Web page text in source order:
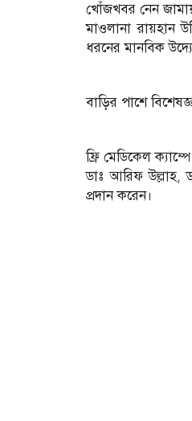
খোঁজখবর নেন
মাওলানা রায়হান
ধরনের মানবিক
বাড়ির পাশে
ফ্রি মেডিকেল
ডাঃ আরিফ উল্লাহ,
প্রদান করেন।